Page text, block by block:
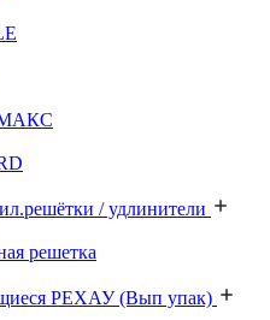
/ удлинители
решетка
РЕХАУ (Вып упак)